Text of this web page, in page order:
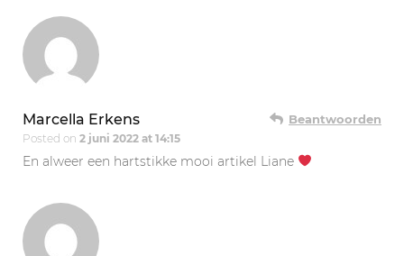
Marcella Erkens
Posted on 2 juni 2022 at 14:15
Beantwoorden
En alweer een hartstikke mooi artikel Liane